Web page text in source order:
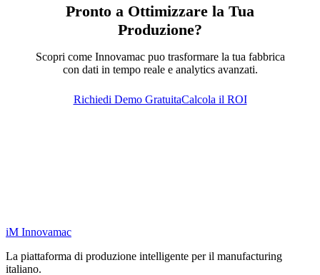
Pronto a Ottimizzare la Tua
Produzione?
Scopri come Innovamac puo trasformare la tua fabbrica
con dati in tempo reale e analytics avanzati.
Richiedi Demo GratuitaCalcola il ROI
iM Innovamac
La piattaforma di produzione intelligente per il manufacturing
italiano.